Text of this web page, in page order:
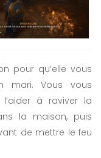
pour qu’elle vous
mari. Vous vous
à raviver la
la maison, puis
de mettre le feu